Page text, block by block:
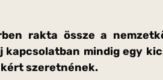
rakta össze a
kapcsolatban mindig egy
szeretnének.